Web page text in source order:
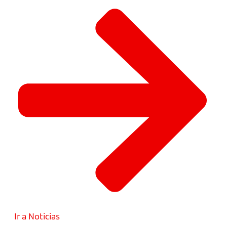
Ir a Noticias